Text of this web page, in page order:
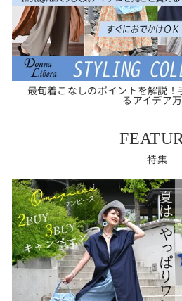
最旬着こなしのポイントを解説！
るアイデア
特集